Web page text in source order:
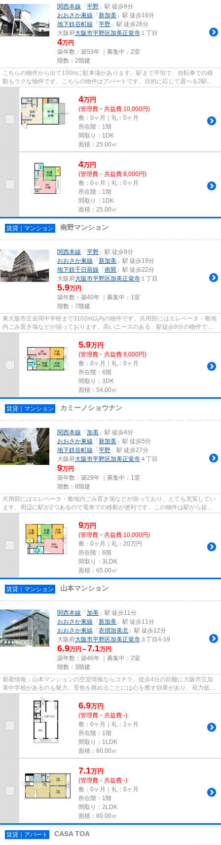
関西本線 「平野 」駅 徒歩9分
おおさか東線 「新加美 」駅 徒歩16分
地下鉄谷町線 「平野 」駅 徒歩26分
大阪府大阪市平野区加美正覚寺 １丁目
4万円
築年数：築53年 ｜募集中： 2室
階数：2階建
こちらの物件から出て100mに駐車場があります。駅まで平坦で、自転車での移
動もラクな物件です。こちらの物件はアパートです。目的に応じて選べる2駅利
用可能な物件です。当社スタッフ...
4万円
(管理費・共益費 10,000円)
敷：0ヶ月｜礼：0ヶ月
所在階：1階
間取り：1DK
面積：25.00㎡
4万円
(管理費・共益費 8,000円)
敷：0ヶ月｜礼：0ヶ月
所在階：1階
間取り：1DK
面積：25.00㎡
賃貸｜マンション 南野マンション
関西本線 「平野 」駅 徒歩9分
おおさか東線 「新加美 」駅 徒歩19分
地下鉄千日前線 「南巽 」駅 徒歩22分
大阪府大阪市平野区加美正覚寺 １丁目
5.9万円
築年数：築40年 ｜募集中： 1室
階数：7階建
東大阪市立金岡中学校まで3102m以内の物件です。共用部にはエレベータ・敷地
内ごみ置き場などが揃っております。高いニーズのある、駅徒歩9分の物件で
す。場所が平坦なのは、ランニン...
5.9万円
(管理費・共益費 9,000円)
敷：0ヶ月｜礼：0ヶ月
所在階：6階
間取り：3DK
面積：54.00㎡
賃貸｜マンション カミーノショウナン
関西本線 「加美 」駅 徒歩4分
おおさか東線 「新加美 」駅 徒歩5分
地下鉄谷町線 「平野 」駅 徒歩27分
大阪府大阪市平野区加美正覚寺 ４丁目
9万円
築年数：築29年 ｜募集中： 1室
階数：8階建
共用部にはエレベータ・敷地内ごみ置き場などが揃っており、とても充実してい
ます。周辺に駅が2つあるので電車での移動が便利です。この物件は駅から徒歩4
分のマンションです。眺望良...
9万円
(管理費・共益費 10,000円)
敷：0ヶ月｜礼：20万円
所在階：6階
間取り：3LDK
面積：65.00㎡
賃貸｜マンション 山本マンション
関西本線 「加美 」駅 徒歩11分
おおさか東線 「新加美 」駅 徒歩11分
おおさか東線 「衣摺加美北 」駅 徒歩12分
大阪府大阪市平野区加美正覚寺 ３丁目4-19
6.9万円～7.1万円
築年数：築46年 ｜募集中： 2室
階数：3階建
新着情報：山本マンションの空室情報ならコチラ。徒歩4分の距離に大阪市立加
美中学校があるのも魅力。景色を眺めることには心を癒す効果があり、視力低下
の恐れも少なくしてくれます。...
6.9万円
(管理費・共益費 -)
敷：0ヶ月｜礼：1ヶ月
所在階：1階
間取り：1LDK
面積：60.00㎡
7.1万円
(管理費・共益費 -)
敷：0ヶ月｜礼：0ヶ月
所在階：1階
間取り：2LDK
面積：60.00㎡
賃貸｜アパート CASA TOA